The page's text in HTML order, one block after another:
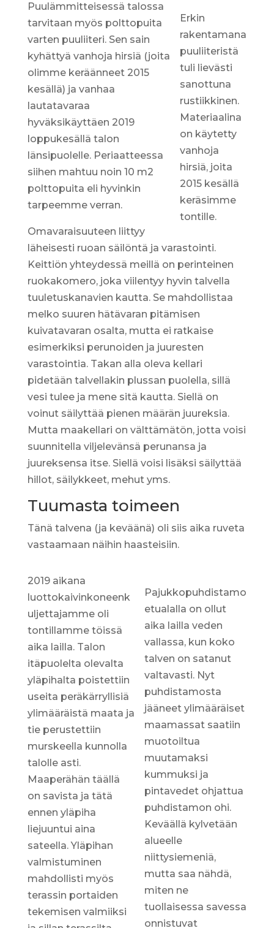
Erkin
rakentamana
puuliiteristä
tuli lievästi
sanottuna
rustiikkinen.
Materiaalina
on käytetty
vanhoja
hirsiä, joita
2015 kesällä
keräsimme
tontille.
Puulämmitteisessä talossa
tarvitaan myös polttopuita
varten puuliiteri. Sen sain
kyhättyä vanhoja hirsiä (joita
olimme keräänneet 2015
kesällä) ja vanhaa
lautatavaraa
hyväksikäyttäen 2019
loppukesällä talon
länsipuolelle. Periaatteessa
siihen mahtuu noin 10 m2
polttopuita eli hyvinkin
tarpeemme verran.
Omavaraisuuteen liittyy
läheisesti ruoan säilöntä ja varastointi.
Keittiön yhteydessä meillä on perinteinen
ruokakomero, joka viilentyy hyvin talvella
tuuletuskanavien kautta. Se mahdollistaa
melko suuren hätävaran pitämisen
kuivatavaran osalta, mutta ei ratkaise
esimerkiksi perunoiden ja juuresten
varastointia. Takan alla oleva kellari
pidetään talvellakin plussan puolella, sillä
vesi tulee ja mene sitä kautta. Siellä on
voinut säilyttää pienen määrän juureksia.
Mutta maakellari on välttämätön, jotta voisi
suunnitella viljelevänsä perunansa ja
juureksensa itse. Siellä voisi lisäksi säilyttää
hillot, säilykkeet, mehut yms.
Tuumasta toimeen
Tänä talvena (ja keväänä) oli siis aika ruveta
vastaamaan näihin haasteisiin.
Pajukkopuhdistamo
etualalla on ollut
aika lailla veden
vallassa, kun koko
talven on satanut
valtavasti. Nyt
puhdistamosta
jääneet ylimääräiset
maamassat saatiin
muotoiltua
muutamaksi
kummuksi ja
pintavedet ohjattua
puhdistamon ohi.
Keväällä kylvetään
alueelle
niittysiemeniä,
mutta saa nähdä,
miten ne
tuollaisessa savessa
onnistuvat
2019 aikana
luottokaivinkoneenk
uljettajamme oli
tontillamme töissä
aika lailla. Talon
itäpuolelta olevalta
yläpihalta poistettiin
useita peräkärryllisiä
ylimääräistä maata ja
tie perustettiin
murskeella kunnolla
talolle asti.
Maaperähän täällä
on savista ja tätä
ennen yläpiha
liejuuntui aina
sateella. Yläpihan
valmistuminen
mahdollisti myös
terassin portaiden
tekemisen valmiiksi